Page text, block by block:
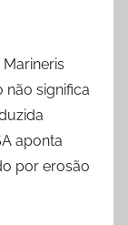
não significa
aponta
por erosão